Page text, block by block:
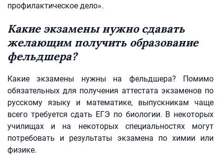
профилактическое дело».
Какие экзамены нужно сдавать
желающим получить образование
фельдшера?
Какие экзамены нужны на фельдшера? Помимо
обязательных для получения аттестата экзаменов по
русскому языку и математике, выпускникам чаще
всего требуется сдать ЕГЭ по биологии. В некоторых
училищах и на некоторых специальностях могут
потребовать и результаты экзамена по химии или
физике.